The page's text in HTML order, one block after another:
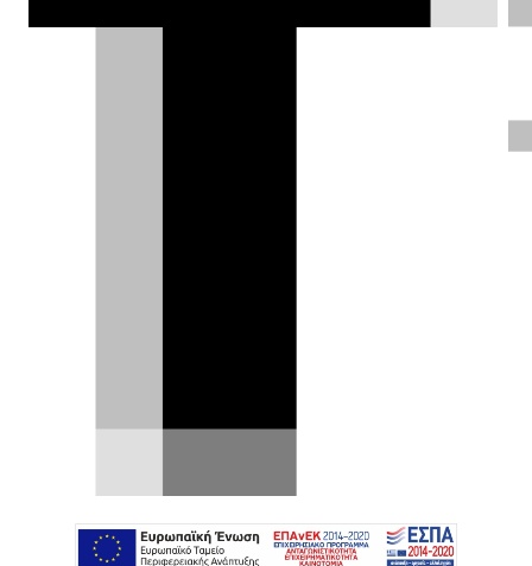
με αφορμή τα 50 χρόνια από την